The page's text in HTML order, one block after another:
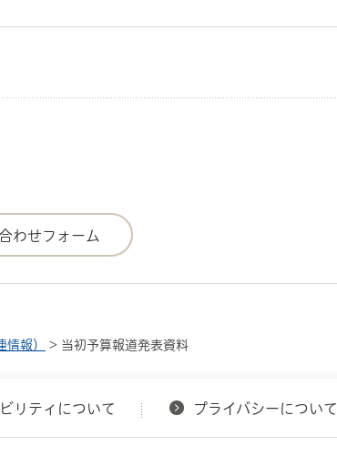
報） > 当初予算報道発表資料
リティについて プライバシーについて